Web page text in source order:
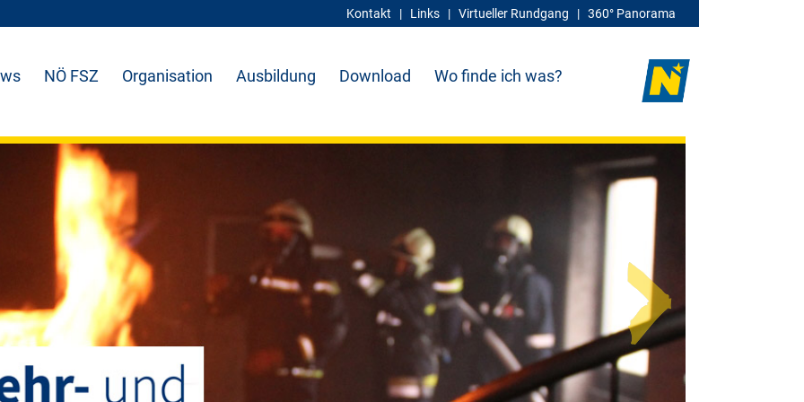
Kontakt | Links | Virtueller Rundgang | 360° Panorama
NÖ FSZ Organisation Ausbildung Download Wo finde ich was?